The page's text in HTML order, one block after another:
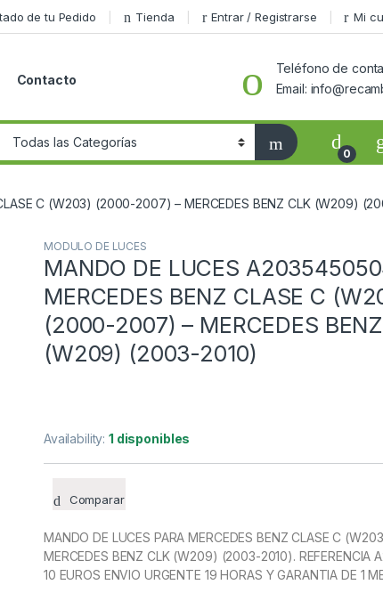
de tu Pedido Tienda Entrar / Registrarse Mi
Contacto
Teléfono de
Email:
0
C (W203) (2000-2007) – MERCEDES BENZ CLK (W209)
MODULO DE LUCES
MANDO DE LUCES
MERCEDES BENZ CLASE C
(2000-2007) – MERCEDES
(W209) (2003-2010)
Availability:1 disponibles
Comparar
MANDO DE LUCES PARA MERCEDES BENZ CLASE C
MERCEDES BENZ CLK (W209) (2003-2010). REFERENCIA
10 EUROS ENVIO URGENTE 19 HORAS Y GARANTIA DE 1